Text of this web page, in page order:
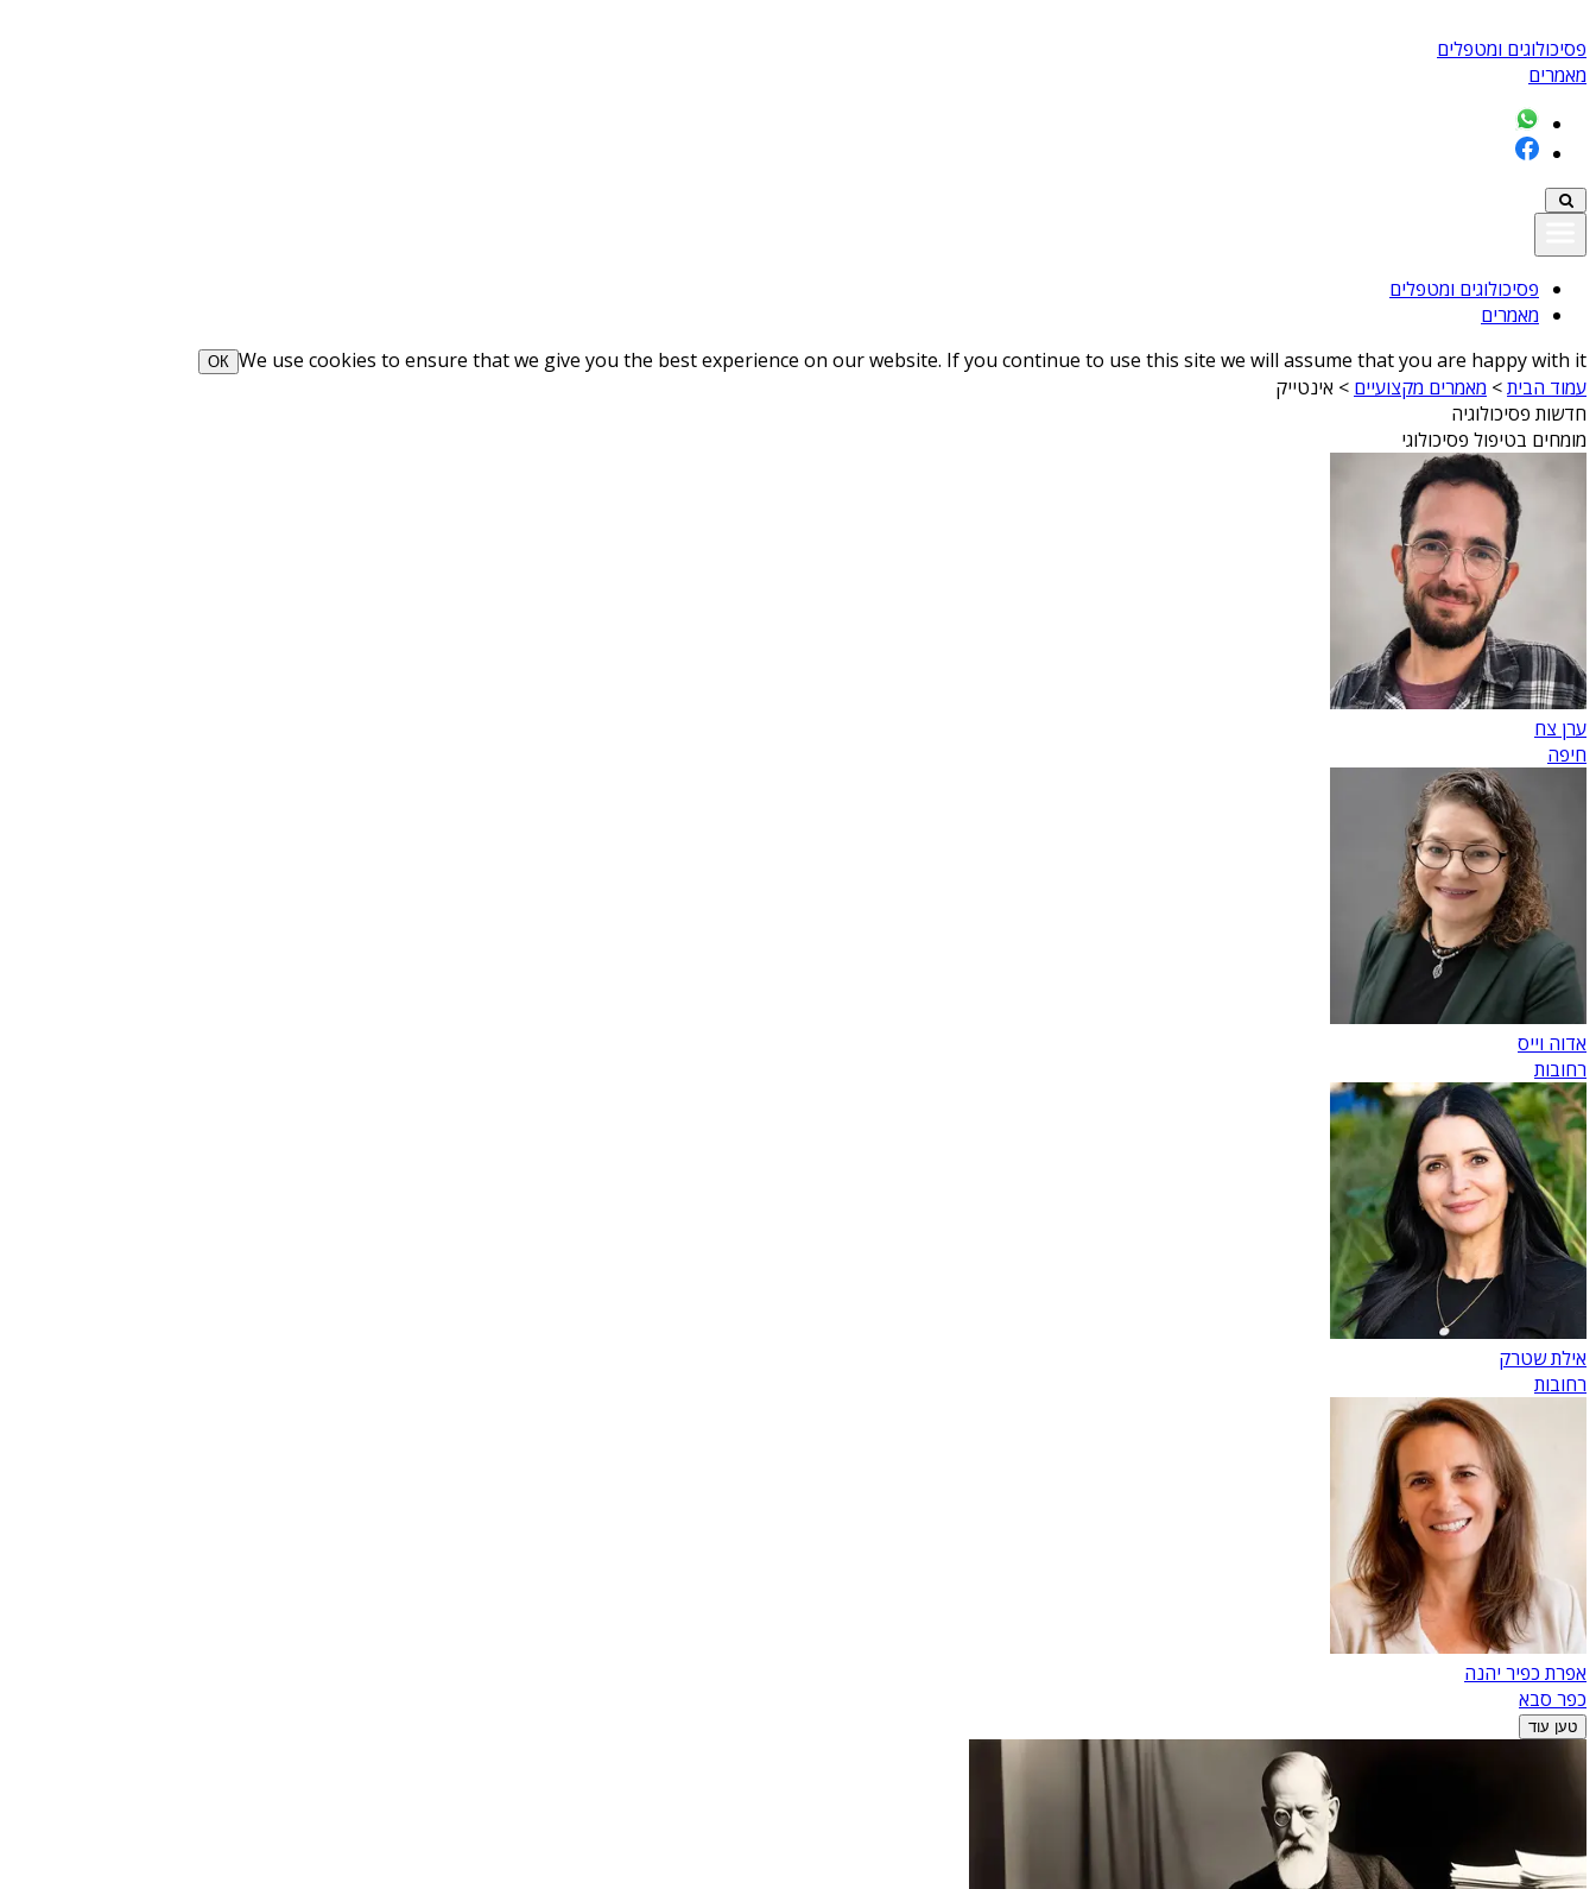
פסיכולוגים ומטפלים
מאמרים
פסיכולוגים ומטפלים
מאמרים
We use cookies to ensure that we give you the best experience on our website. If you continue to use this site we will assume that you are happy with it
ОК
עמוד הבית> מאמרים מקצועיים > אינטייק
חדשות פסיכולוגיה
מומחים בטיפול פסיכולוגי
ערן צח
חיפה
אדוה וייס
רחובות
אילת שטרק
רחובות
אפרת כפיר יהנה
כפר סבא
טען עוד